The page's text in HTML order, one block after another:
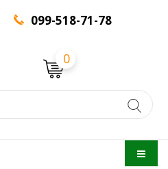
099-518-71-78
0